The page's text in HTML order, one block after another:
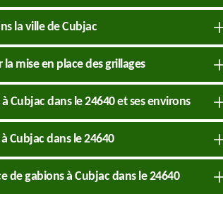
la ville de Cubjac
mise en place des grillages
Cubjac dans le 24640 et ses environs
Cubjac dans le 24640
de gabions à Cubjac dans le 24640